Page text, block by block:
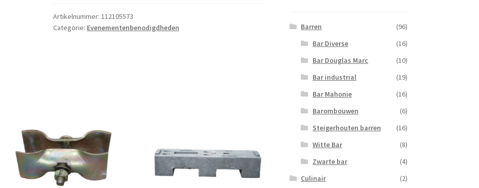
Artikelnummer:112105573
Categorie: Evenementenbenodigdheden Barren
(96)
Bar Diverse
(16)
Bar Douglas Marc
(10)
Bar industrial
(19)
Bar Mahonie
(16)
Barombouwen
(6)
Steigerhouten barren
(16)
Witte Bar
(8)
Zwarte bar
(4)
Culinair
(2)